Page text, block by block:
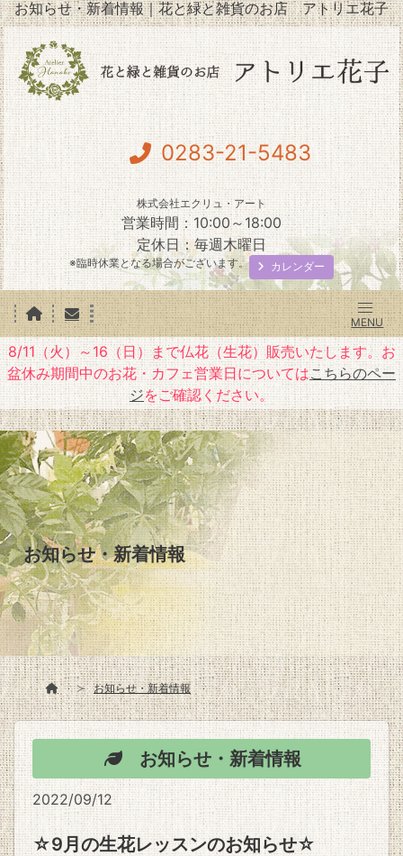
お知らせ・新着情報｜花と緑と雑貨のお店 アトリエ花子
0283-21-5483
株式会社エクリュ・アート
営業時間：10:00～18:00
定休日：毎週木曜日
※臨時休業となる場合がございます。 カレンダー
8/11（火）～16（日）まで仏花（生花）販売いたします。お
盆休み期間中のお花・カフェ営業日についてはこちらのペー
ジをご確認ください。
お知らせ・新着情報
お知らせ・新着情報
お知らせ・新着情報
2022/09/12
☆9月の生花レッスンのお知らせ☆